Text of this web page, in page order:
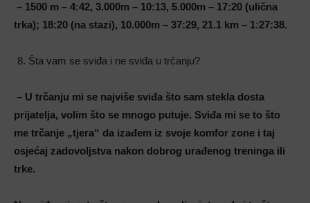
– 1500 m – 4:42, 3.000m – 10:13, 5.000m – 17:20 (ulična
trka); 18:20 (na stazi), 10.000m – 37:29, 21.1 km – 1:27:38.
Šta vam se sviđa i ne sviđa u trčanju?
– U trčanju mi se najviše sviđa što sam stekla dosta
prijatelja, volim što se mnogo putuje. Sviđa mi se to što
me trčanje „tjera“ da izađem iz svoje komfor zone i taj
osjećaj zadovoljstva nakon dobrog urađenog treninga ili
trke.